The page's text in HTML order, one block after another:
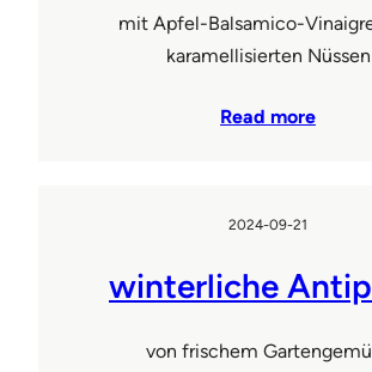
mit Apfel-Balsamico-
karamellisierten Nüssen
Read more
2024-09-21
winterliche
von frischem